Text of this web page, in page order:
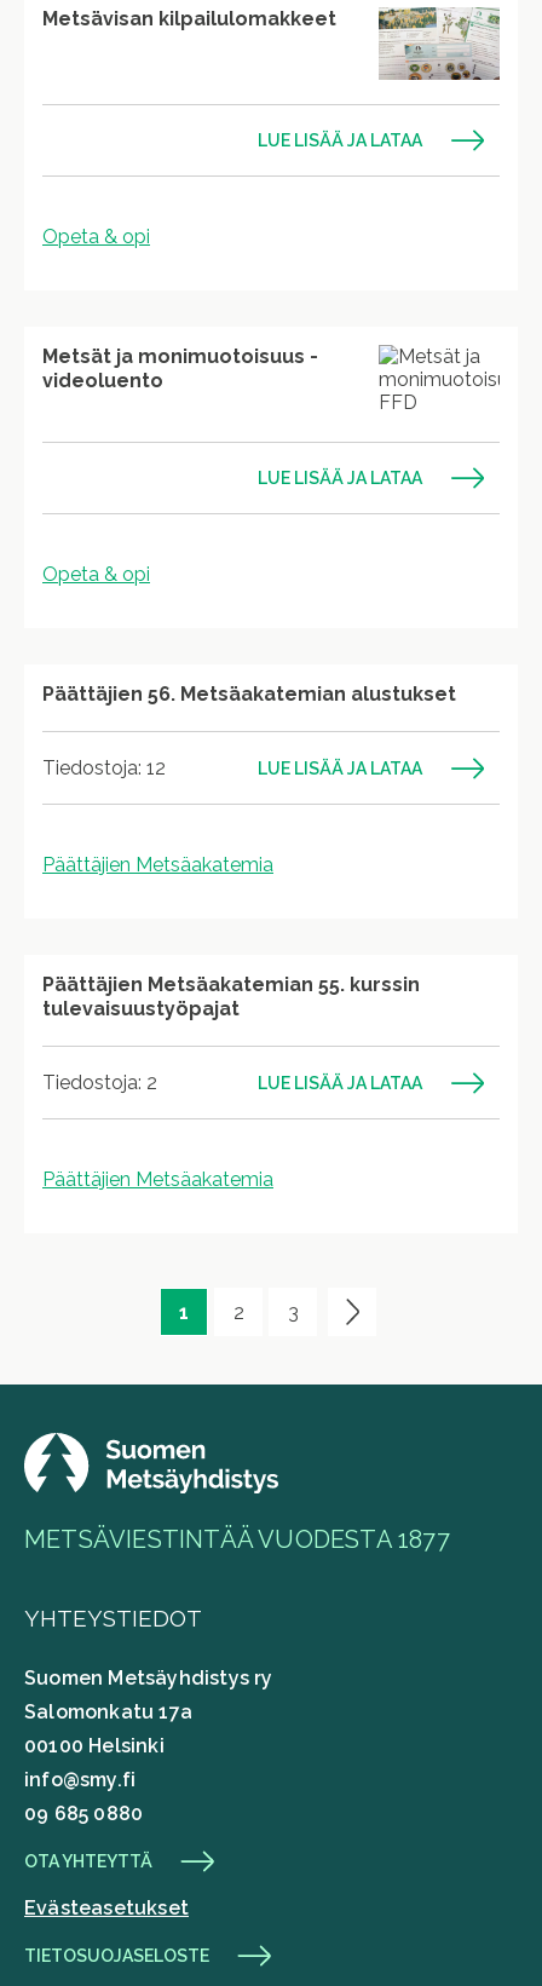
Metsävisan kilpailulomakkeet
LUE LISÄÄ JA LATAA
Opeta & opi
Metsät ja monimuotoisuus -
videoluento
LUE LISÄÄ JA LATAA
Opeta & opi
Päättäjien 56. Metsäakatemian alustukset
Tiedostoja: 12 LUE LISÄÄ JA LATAA
Päättäjien Metsäakatemia
Päättäjien Metsäakatemian 55. kurssin
tulevaisuustyöpajat
Tiedostoja: 2 LUE LISÄÄ JA LATAA
Päättäjien Metsäakatemia
1 2 3
METSÄVIESTINTÄÄ VUODESTA 1877
YHTEYSTIEDOT
Suomen Metsäyhdistys ry
Salomonkatu 17a
00100 Helsinki
info@smy.fi
09 685 0880
OTA YHTEYTTÄ
Evästeasetukset
TIETOSUOJASELOSTE